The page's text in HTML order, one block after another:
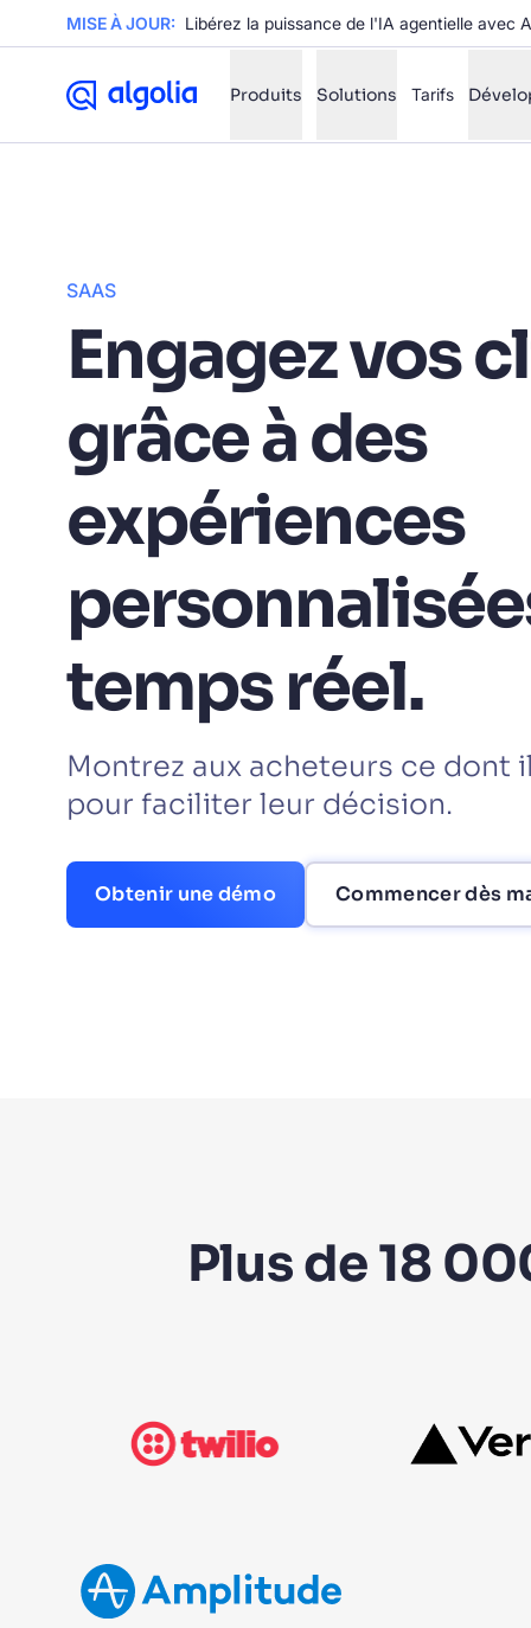
MISE À JOUR: Libérez la puissance de l'IA agentielle avec
Produits Solutions Tarifs
✨
SAAS
Engagez vos
grâce à des
expériences
temps réel.
Montrez aux acheteurs ce dont
pour faciliter leur décision.
Obtenir une démo Commencer dès
Plus de 18